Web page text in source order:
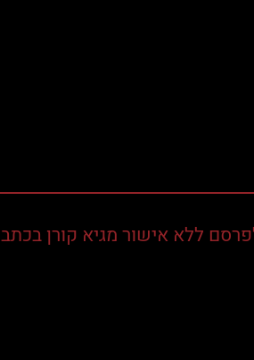
ללא אישור מגיא קורן בכתב